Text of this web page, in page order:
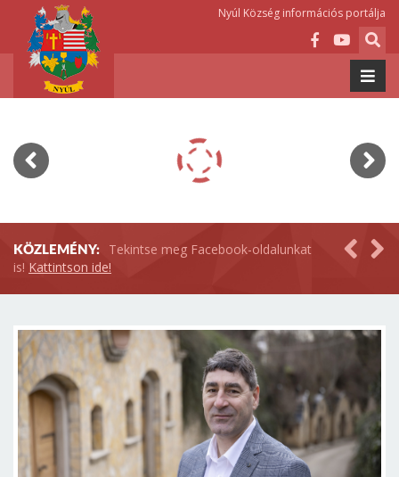
Nyúl Község információs portálja
KÖZLEMÉNY:
Tekintse meg Facebook-oldalunkat
is! Kattintson ide!